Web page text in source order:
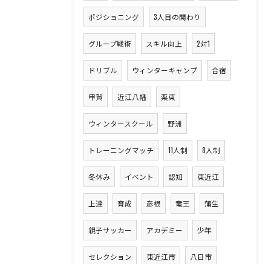
ポジショニング 3人目の関わり
グループ戦術 スキル向上 2対1
ドリブル ウィンターキャンプ 合宿
甲賀 近江八幡 栗東
ウィンタースクール 野洲
トレーニングマッチ 11人制 8人制
冬休み イベント 認知 東近江
上達 育成 彦根 竜王 蒲生
親子サッカー アカデミー 少年
セレクション 東近江市 八日市